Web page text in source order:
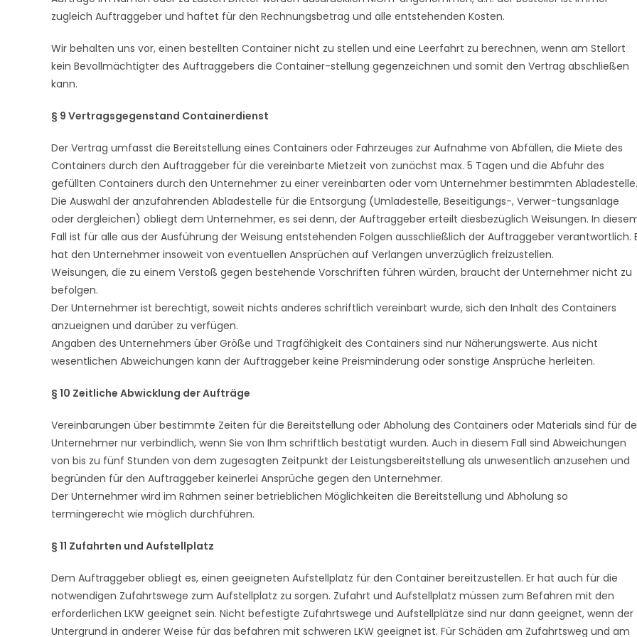
zugleich Auftraggeber und haftet für den Rechnungsbetrag und alle entstehenden Kosten.
Wir behalten uns vor, einen bestellten Container nicht zu stellen und eine Leerfahrt zu berechnen, wenn am Stellort
kein Bevollmächtigter des Auftraggebers die Container-stellung gegenzeichnen und somit den Vertrag abschließen
kann.
§ 9 Vertragsgegenstand Containerdienst
Der Vertrag umfasst die Bereitstellung eines Containers oder Fahrzeuges zur Aufnahme von Abfällen, die Miete des
Containers durch den Auftraggeber für die vereinbarte Mietzeit von zunächst max. 5 Tagen und die Abfuhr des
gefüllten Containers durch den Unternehmer zu einer vereinbarten oder vom Unternehmer bestimmten Abladestelle.
Die Auswahl der anzufahrenden Abladestelle für die Entsorgung (Umladestelle, Beseitigungs-, Verwer-tungsanlage
oder dergleichen) obliegt dem Unternehmer, es sei denn, der Auftraggeber erteilt diesbezüglich Weisungen. In
Fall ist für alle aus der Ausführung der Weisung entstehenden Folgen ausschließlich der Auftraggeber verantwortlich.
hat den Unternehmer insoweit von eventuellen Ansprüchen auf Verlangen unverzüglich freizustellen.
Weisungen, die zu einem Verstoß gegen bestehende Vorschriften führen würden, braucht der Unternehmer nicht zu
befolgen.
Der Unternehmer ist berechtigt, soweit nichts anderes schriftlich vereinbart wurde, sich den Inhalt des Containers
anzueignen und darüber zu verfügen.
Angaben des Unternehmers über Größe und Tragfähigkeit des Containers sind nur Näherungswerte. Aus nicht
wesentlichen Abweichungen kann der Auftraggeber keine Preisminderung oder sonstige Ansprüche herleiten.
§ 10 Zeitliche Abwicklung der Aufträge
Vereinbarungen über bestimmte Zeiten für die Bereitstellung oder Abholung des Containers oder Materials sind für
Unternehmer nur verbindlich, wenn Sie von Ihm schriftlich bestätigt wurden. Auch in diesem Fall sind Abweichungen
von bis zu fünf Stunden von dem zugesagten Zeitpunkt der Leistungsbereitstellung als unwesentlich anzusehen und
begründen für den Auftraggeber keinerlei Ansprüche gegen den Unternehmer.
Der Unternehmer wird im Rahmen seiner betrieblichen Möglichkeiten die Bereitstellung und Abholung so
termingerecht wie möglich durchführen.
§ 11 Zufahrten und Aufstellplatz
Dem Auftraggeber obliegt es, einen geeigneten Aufstellplatz für den Container bereitzustellen. Er hat auch für die
notwendigen Zufahrtswege zum Aufstellplatz zu sorgen. Zufahrt und Aufstellplatz müssen zum Befahren mit den
erforderlichen LKW geeignet sein. Nicht befestigte Zufahrtswege und Aufstellplätze sind nur dann geeignet, wenn der
Untergrund in anderer Weise für das befahren mit schweren LKW geeignet ist. Für Schäden am Zufahrtsweg und am